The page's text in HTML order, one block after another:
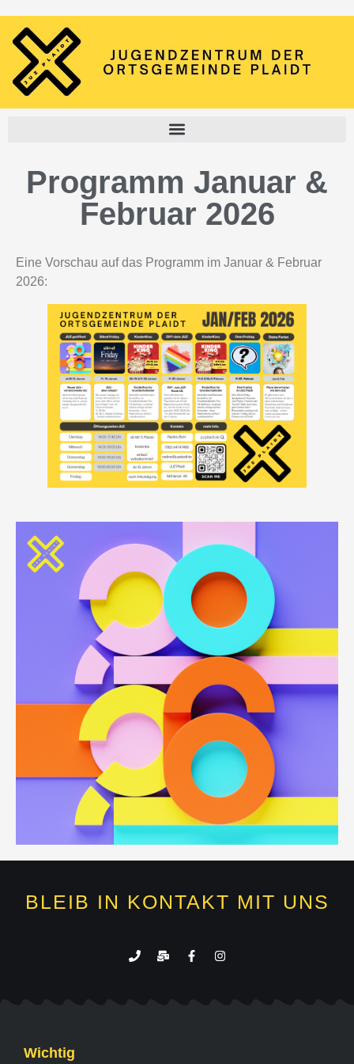
Programm Januar &
Februar 2026
Eine Vorschau auf das Programm im Januar & Februar
2026:
BLEIB IN KONTAKT MIT UNS
Wichtig